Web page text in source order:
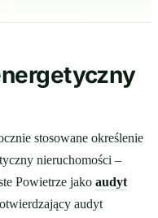
stosowane określenie
nieruchomości –
Powietrze jako audyt
audyt